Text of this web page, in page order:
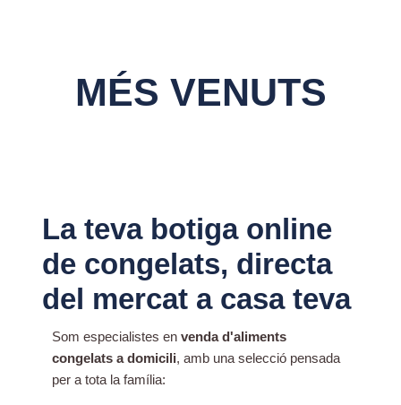
MÉS VENUTS
La teva botiga online
de congelats, directa
del mercat a casa teva
Som especialistes en venda d'aliments
congelats a domicili, amb una selecció pensada
per a tota la família: